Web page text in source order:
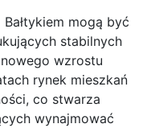
mogą być
stabilnych
wzrostu
rynek mieszkań
co stwarza
wynajmować